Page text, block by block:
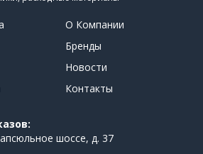
О Компании
Бренды
Новости
Контакты
шоссе, д. 37